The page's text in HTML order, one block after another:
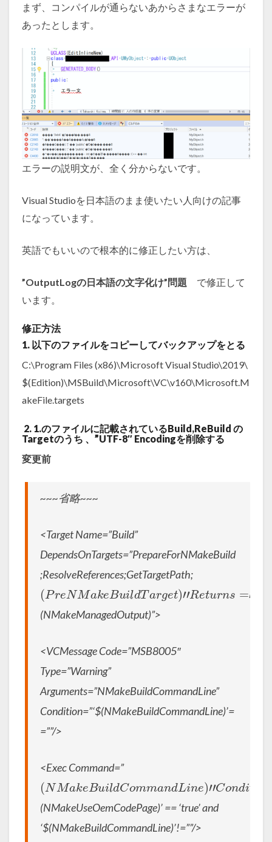
まず、コンパイルが通らないあからさまなエラーが
あったとします。
エラーの説明文が、全く分からないです。
Visual Studioを日本語のまま使いたい人向けの記事
になっています。
英語でもいいので根本的に修正したい方は、
”OutputLogの日本語の文字化け”問題 で修正して
います。
修正方法
1. 以下のファイルをコピーしてバックアップをとる
C:\Program Files (x86)\Microsoft Visual Studio\2019\
$(Edition)\MSBuild\Microsoft\VC\v160\Microsoft.M
akeFile.targets
2. 1.のファイルに記載されているBuild,ReBuild の
Targetのうち 、”UTF-8″ Encodingを削除する
変更前
~~~省略~~~
<Target Name=”Build”
DependsOnTargets=”PrepareForNMakeBuild
;ResolveReferences;GetTargetPath;
(Pr NMa k B uild Ta rge et rn =
(NMakeManagedOutput)”>
<VCMessage Code=”MSB8005″
Type=”Warning”
Arguments=”NMakeBuildCommandLine”
Condition=”‘$(NMakeBuildCommandLine)’=
=””/>
<Exec Command=”
(NM ak e uil C o m ne) ”C n iti =”
(NMakeUseOemCodePage)’ == ‘true’ and
‘$(NMakeBuildCommandLine)’!=””/>